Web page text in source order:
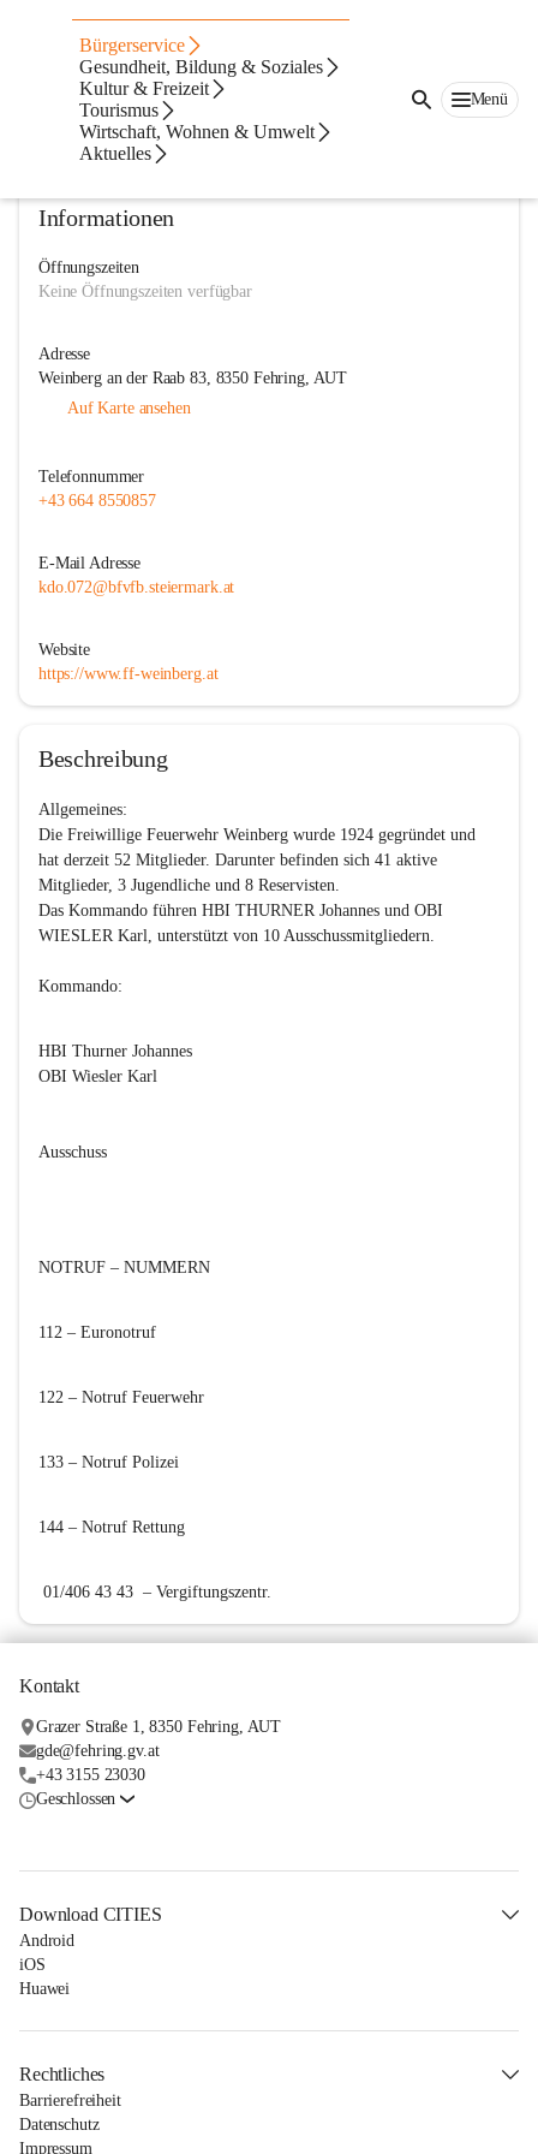
Bürgerservice
Gesundheit, Bildung & Soziales
Kultur & Freizeit
Tourismus
Wirtschaft, Wohnen & Umwelt
Aktuelles
Menü
Freiwillige Feuerwehr Weinberg
@freiwillige-feuerwehr-weinberg
Feuerwehr
Informationen
Öffnungszeiten
Keine Öffnungszeiten verfügbar
Adresse
Weinberg an der Raab 83, 8350 Fehring, AUT
Auf Karte ansehen
Telefonnummer
+43 664 8550857
E-Mail Adresse
kdo.072@bfvfb.steiermark.at
Website
https://www.ff-weinberg.at
Beschreibung
Allgemeines:
Die Freiwillige Feuerwehr Weinberg wurde 1924 gegründet und
hat derzeit 52 Mitglieder. Darunter befinden sich 41 aktive
Mitglieder, 3 Jugendliche und 8 Reservisten.
Das Kommando führen HBI THURNER Johannes und OBI
WIESLER Karl, unterstützt von 10 Ausschussmitgliedern.
Kommando:
HBI Thurner Johannes
OBI Wiesler Karl
Ausschuss
NOTRUF – NUMMERN
112 – Euronotruf
122 – Notruf Feuerwehr
133 – Notruf Polizei
144 – Notruf Rettung
01/406 43 43  – Vergiftungszentr.
Kontakt
Grazer Straße 1, 8350 Fehring, AUT
gde@fehring.gv.at
+43 3155 23030
Geschlossen
Download CITIES
Android
iOS
Huawei
Rechtliches
Barrierefreiheit
Datenschutz
Impressum